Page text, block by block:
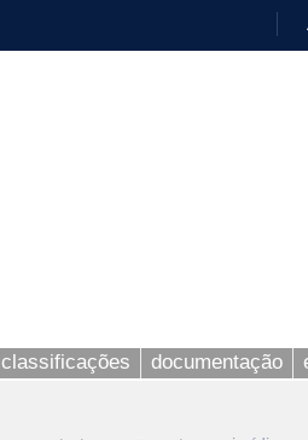
classificações documentação